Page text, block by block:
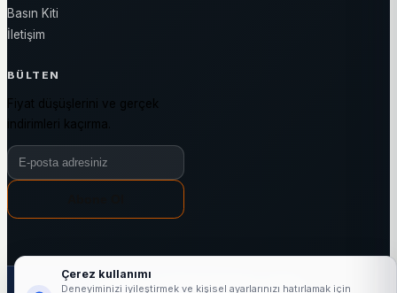
Basın Kiti
İletişim
BÜLTEN
Fiyat düşüşlerini ve gerçek
indirimleri kaçırma.
Bülten e-posta adresiniz
1000+ 25623+3144+ 7/24
Çerez kullanımı
Deneyiminizi iyileştirmek ve kişisel ayarlarınızı hatırlamak için